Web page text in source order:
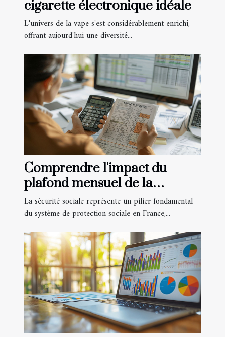
cigarette électronique idéale
L'univers de la vape s'est considérablement enrichi,
offrant aujourd'hui une diversité...
Comprendre l'impact du
plafond mensuel de la
sécurité sociale sur les
remboursements
La sécurité sociale représente un pilier fondamental
du système de protection sociale en France,...